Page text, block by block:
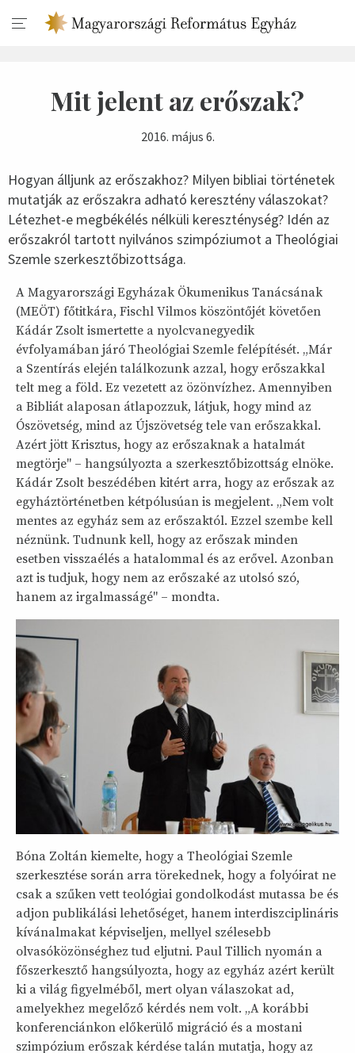
Mit jelent az erőszak?
2016. május 6.
Hogyan álljunk az erőszakhoz? Milyen bibliai történetek
mutatják az erőszakra adható keresztény válaszokat?
Létezhet-e megbékélés nélküli kereszténység? Idén az
erőszakról tartott nyilvános szimpóziumot a Theológiai
Szemle szerkesztőbizottsága.
A Magyarországi Egyházak Ökumenikus Tanácsának
(MEÖT) főtitkára, Fischl Vilmos köszöntőjét követően
Kádár Zsolt ismertette a nyolcvanegyedik
évfolyamában járó Theológiai Szemle felépítését. „Már
a Szentírás elején találkozunk azzal, hogy erőszakkal
telt meg a föld. Ez vezetett az özönvízhez. Amennyiben
a Bibliát alaposan átlapozzuk, látjuk, hogy mind az
Ószövetség, mind az Újszövetség tele van erőszakkal.
Azért jött Krisztus, hogy az erőszaknak a hatalmát
megtörje" – hangsúlyozta a szerkesztőbizottság elnöke.
Kádár Zsolt beszédében kitért arra, hogy az erőszak az
egyháztörténetben kétpólusúan is megjelent. „Nem volt
mentes az egyház sem az erőszaktól. Ezzel szembe kell
néznünk. Tudnunk kell, hogy az erőszak minden
esetben visszaélés a hatalommal és az erővel. Azonban
azt is tudjuk, hogy nem az erőszaké az utolsó szó,
hanem az irgalmasságé" – mondta.
Bóna Zoltán kiemelte, hogy a Theológiai Szemle
szerkesztése során arra törekednek, hogy a folyóirat ne
csak a szűken vett teológiai gondolkodást mutassa be és
adjon publikálási lehetőséget, hanem interdiszciplináris
kívánalmakat képviseljen, mellyel szélesebb
olvasóközönséghez tud eljutni. Paul Tillich nyomán a
főszerkesztő hangsúlyozta, hogy az egyház azért került
ki a világ figyelméből, mert olyan válaszokat ad,
amelyekhez megelőző kérdés nem volt. „A korábbi
konferenciánkon előkerülő migráció és a mostani
szimpózium erőszak kérdése talán mutatja, hogy az